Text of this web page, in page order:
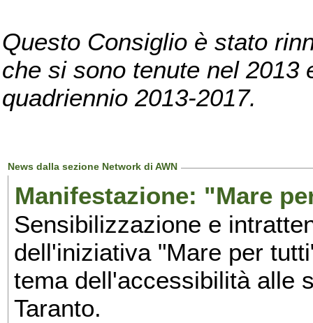
Questo Consiglio è stato
che si sono tenute nel 2013
quadriennio 2013-2017.
News dalla sezione Network di AWN
Manifestazione: "Mare
Sensibilizzazione e
dell'iniziativa "Mare per
tema dell'accessibilità alle
Taranto.